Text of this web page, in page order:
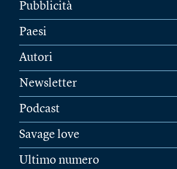
Pubblicità
Paesi
Autori
Newsletter
Podcast
Savage love
Ultimo numero